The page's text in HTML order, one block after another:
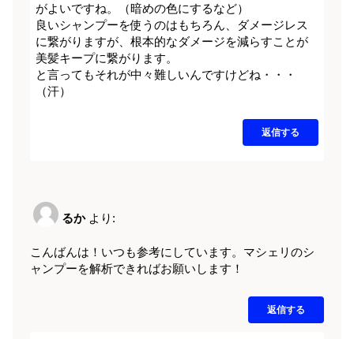
がよいですね。（暗めの色にするなど）
良いシャンプーを使うのはもちろん、ダメージレス
に繋がりますが、根本的なダメージを減らすことが
美髪キープに繋がります。
と言ってもそれが中々難しいんですけどね・・・
（汗）
返信する
るか より:
こんばんは！いつも参考にしています。マシェリのシ
ャンプーを解析できればお願いします！
返信する